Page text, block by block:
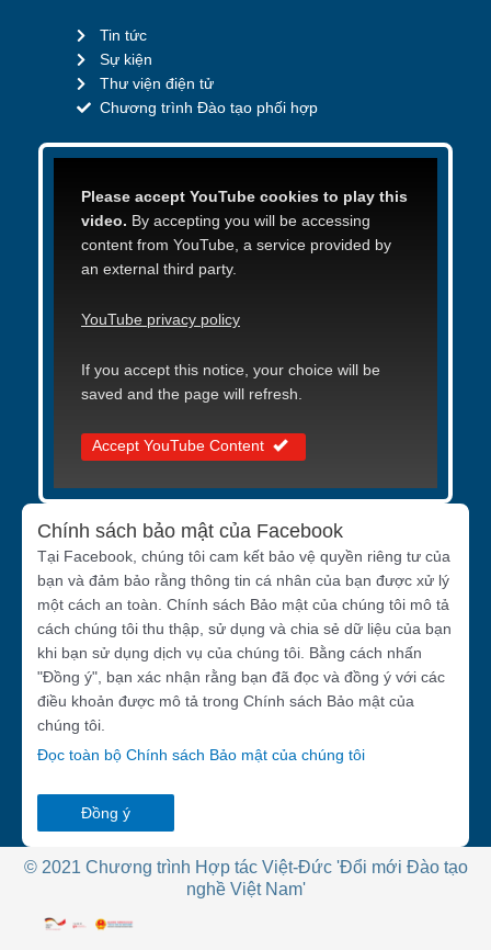
Tin tức
Sự kiện
Thư viện điện tử
Chương trình Đào tạo phối hợp
Please accept YouTube cookies to play this
video. By accepting you will be accessing
content from YouTube, a service provided by
an external third party.
YouTube privacy policy
If you accept this notice, your choice will be
saved and the page will refresh.
Accept YouTube Content
Chính sách bảo mật của Facebook
Tại Facebook, chúng tôi cam kết bảo vệ quyền riêng tư của
bạn và đảm bảo rằng thông tin cá nhân của bạn được xử lý
một cách an toàn. Chính sách Bảo mật của chúng tôi mô tả
cách chúng tôi thu thập, sử dụng và chia sẻ dữ liệu của bạn
khi bạn sử dụng dịch vụ của chúng tôi. Bằng cách nhấn
"Đồng ý", bạn xác nhận rằng bạn đã đọc và đồng ý với các
điều khoản được mô tả trong Chính sách Bảo mật của
chúng tôi.
Đọc toàn bộ Chính sách Bảo mật của chúng tôi
Đồng ý
© 2021 Chương trình Hợp tác Việt-Đức 'Đổi mới Đào tạo
nghề Việt Nam'